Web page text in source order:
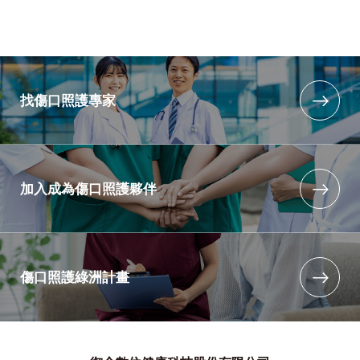
找傷口照護專家
加入成為傷口照護夥伴
傷口照護綠洲計畫